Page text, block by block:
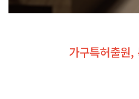
가구특허출원,